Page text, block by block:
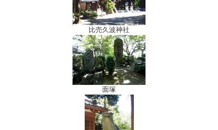
比売久波神社
面塚